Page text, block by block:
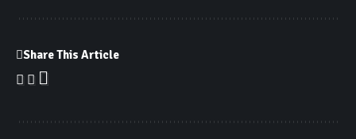
Share This Article